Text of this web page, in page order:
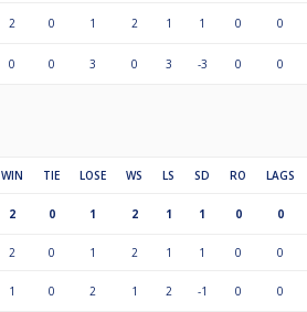
2 0 1 2 1 1 0 0
0 0 3 0 3 -3 0 0
WIN TIE LOSE WS LS SD RO LAGS
2 0 1 2 1 1 0 0
2 0 1 2 1 1 0 0
1 0 2 1 2 -1 0 0